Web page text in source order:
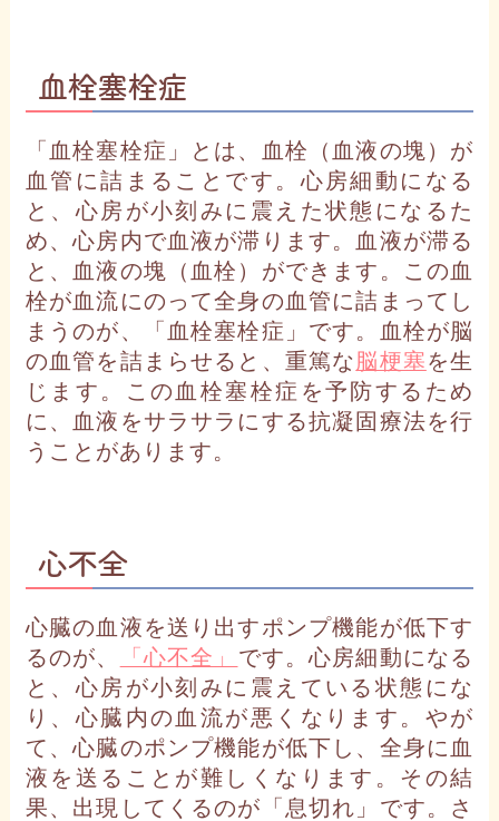
血栓塞栓症
「血栓塞栓症」とは、血栓（血液の塊）が
血管に詰まることです。心房細動になる
と、心房が小刻みに震えた状態になるた
め、心房内で血液が滞ります。血液が滞る
と、血液の塊（血栓）ができます。この血
栓が血流にのって全身の血管に詰まってし
まうのが、「血栓塞栓症」です。血栓が脳
の血管を詰まらせると、重篤な脳梗塞を生
じます。この血栓塞栓症を予防するため
に、血液をサラサラにする抗凝固療法を行
うことがあります。
心不全
心臓の血液を送り出すポンプ機能が低下す
るのが、
「心不全」 です。心房細動になる
と、心房が小刻みに震えている状態にな
り、心臓内の血流が悪くなります。やが
て、心臓のポンプ機能が低下し、全身に血
液を送ることが難しくなります。その結
果、出現してくるのが「息切れ」です。さ